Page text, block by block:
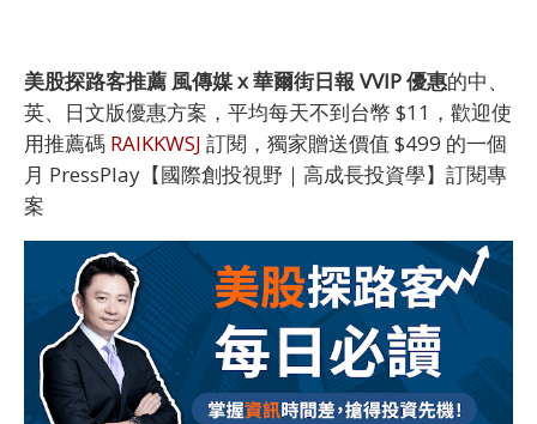
美股探路客推薦 風傳媒 x 華爾街日報 VVIP 優惠的中、
英、日文版優惠方案，平均每天不到台幣 $11，歡迎使
用推薦碼 RAIKKWSJ 訂閱，獨家贈送價值 $499 的一個
月 PressPlay【國際創投視野｜高成長投資學】訂閱專
案